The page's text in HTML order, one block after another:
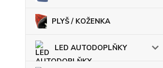
PLYŠ / KOŽENKA
LED AUTODOPLŇKY